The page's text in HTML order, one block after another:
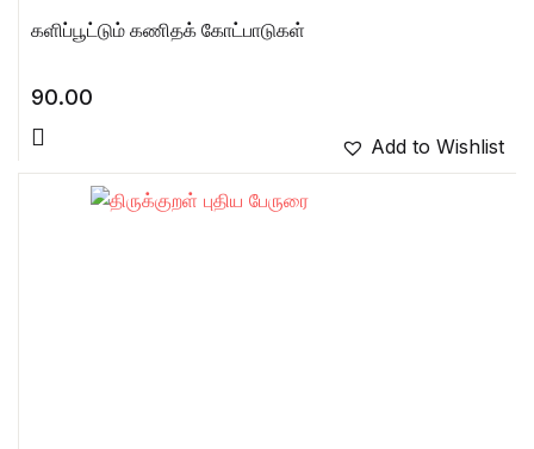
களிப்பூட்டும் கணிதக் கோட்பாடுகள்
90.00
Add to Wishlist